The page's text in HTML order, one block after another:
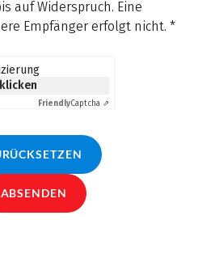
auf Widerspruch. Eine
Empfänger erfolgt nicht. *
FriendlyCaptcha ⇗
ABSENDEN